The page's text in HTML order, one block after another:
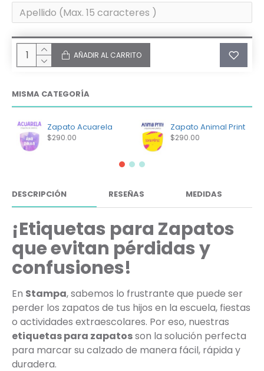
AÑADIR AL CARRITO
MISMA CATEGORÍA
Zapato Acuarela
$290.00
Zapato Animal Print
$290.00
DESCRIPCIÓN RESEÑAS MEDIDAS
¡Etiquetas para Zapatos
que evitan pérdidas y
confusiones!
En Stampa, sabemos lo frustrante que puede ser
perder los zapatos de tus hijos en la escuela, fiestas
o actividades extraescolares. Por eso, nuestras
etiquetas para zapatosson la solución perfecta
para marcar su calzado de manera fácil, rápida y
duradera.